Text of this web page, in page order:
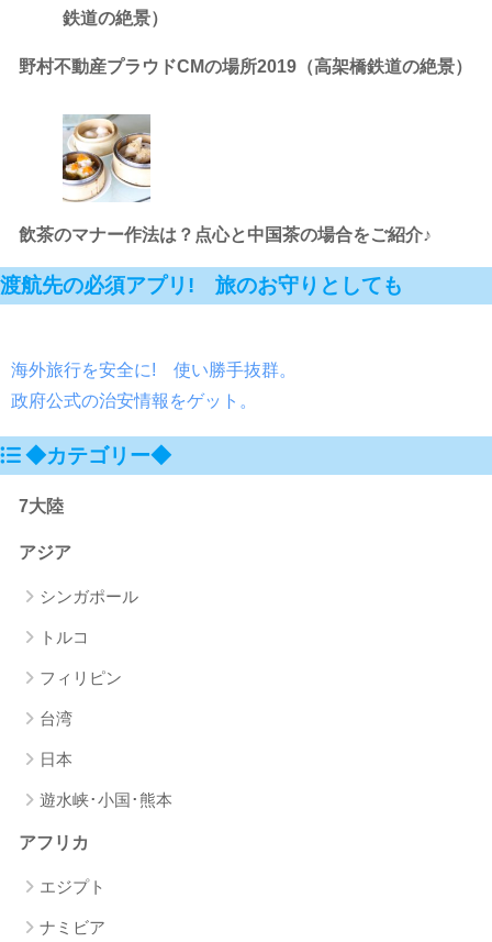
野村不動産プラウドCMの場所2019（高架橋鉄道の絶景）
飲茶のマナー作法は？点心と中国茶の場合をご紹介♪
渡航先の必須アプリ! 旅のお守りとしても
海外旅行を安全に! 使い勝手抜群。
政府公式の治安情報をゲット。
◆カテゴリー◆
7大陸
アジア
シンガポール
トルコ
フィリピン
台湾
日本
遊水峡･小国･熊本
アフリカ
エジプト
ナミビア